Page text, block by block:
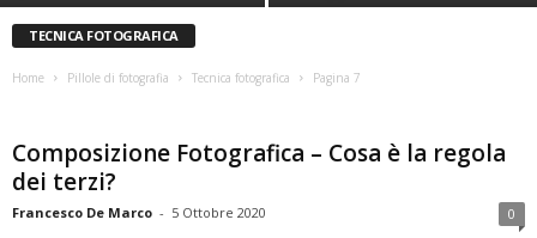
TECNICA FOTOGRAFICA
Home Pillole di fotografia Tecnica fotografica Pagina 7
Composizione Fotografica – Cosa è la regola
dei terzi?
Francesco De Marco - 5 Ottobre 2020 0